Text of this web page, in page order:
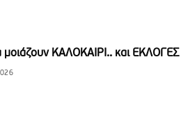
μοιάζουν ΚΑΛΟΚΑΙΡΙ.. και ΕΚΛΟΓΕΣ